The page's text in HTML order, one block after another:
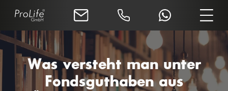
Was versteht man unter
Fondsguthaben aus